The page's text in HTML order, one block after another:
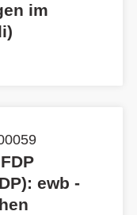
im
ewb -